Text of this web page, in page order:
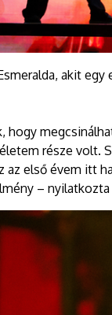
akit
hogy
része volt.
az első évem itt
– nyilatkozta